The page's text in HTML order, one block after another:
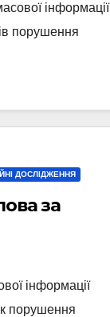
інформації
порушення
ДОСЛІДЖЕННЯ
за
інформації
порушення